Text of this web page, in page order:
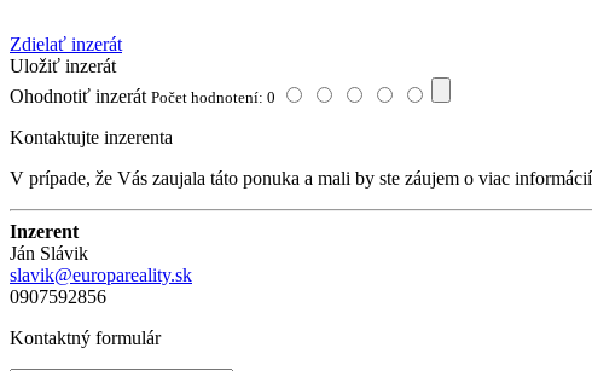
Zdielať inzerát
Uložiť inzerát
Ohodnotiť inzerát Počet hodnotení: 0
Kontaktujte inzerenta
V prípade, že Vás zaujala táto ponuka a mali by ste záujem o viac
Inzerent
Ján Slávik
slavik@europareality.sk
0907592856
Kontaktný formulár